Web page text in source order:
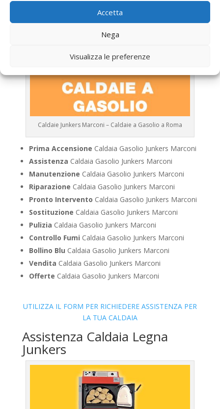
Accetta
Nega
Visualizza le preferenze
Caldaie Junkers Marconi – Caldaie a Gasolio a Roma
Prima Accensione Caldaia Gasolio Junkers Marconi
Assistenza Caldaia Gasolio Junkers Marconi
Manutenzione Caldaia Gasolio Junkers Marconi
Riparazione Caldaia Gasolio Junkers Marconi
Pronto Intervento Caldaia Gasolio Junkers Marconi
Sostituzione Caldaia Gasolio Junkers Marconi
Pulizia Caldaia Gasolio Junkers Marconi
Controllo Fumi Caldaia Gasolio Junkers Marconi
Bollino Blu Caldaia Gasolio Junkers Marconi
Vendita Caldaia Gasolio Junkers Marconi
Offerte Caldaia Gasolio Junkers Marconi
UTILIZZA IL FORM PER RICHIEDERE ASSISTENZA PER
LA TUA CALDAIA
Assistenza Caldaia Legna
Junkers